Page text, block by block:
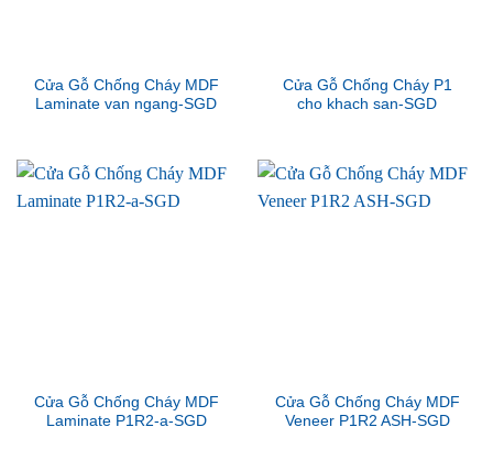
Cửa Gỗ Chống Cháy MDF
Laminate van ngang-SGD
Cửa Gỗ Chống Cháy P1
cho khach san-SGD
Cửa Gỗ Chống Cháy MDF
Laminate P1R2-a-SGD
Cửa Gỗ Chống Cháy MDF
Veneer P1R2 ASH-SGD